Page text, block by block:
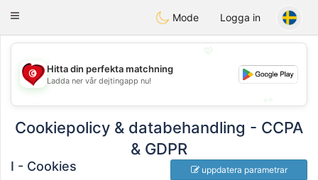
Tunisia Dating
Toggle
Mode Logga in
💖
💕
Hitta din perfekta matchning
Ladda ner vår dejtingapp nu!
Cookiepolicy & databehandling - CCPA
& GDPR
I - Cookies uppdatera parametrar